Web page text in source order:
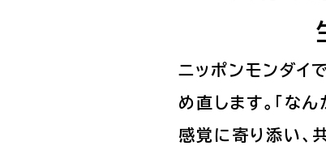
ニッポンモンダイ
め直します。「な
感覚に寄り添い、